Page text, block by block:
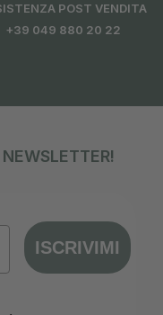
POST VENDITA
+39 049 880 20 22
ISCRIVIMI